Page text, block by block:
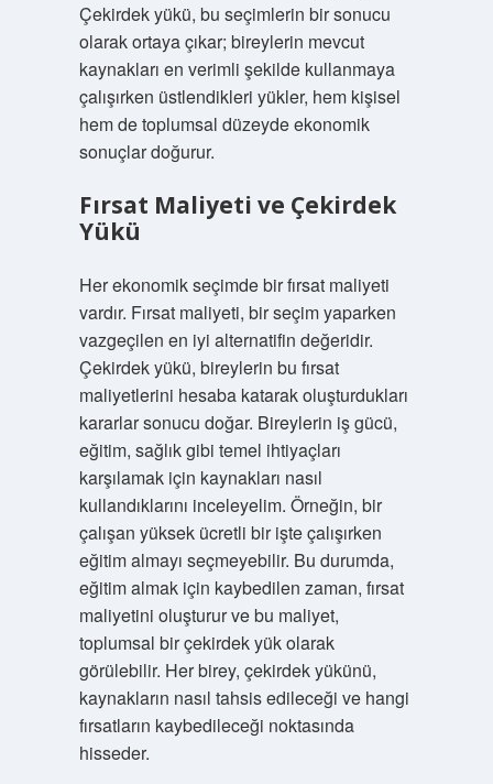
Çekirdek yükü, bu seçimlerin bir sonucu
olarak ortaya çıkar; bireylerin mevcut
kaynakları en verimli şekilde kullanmaya
çalışırken üstlendikleri yükler, hem kişisel
hem de toplumsal düzeyde ekonomik
sonuçlar doğurur.
Fırsat Maliyeti ve Çekirdek
Yükü
Her ekonomik seçimde bir fırsat maliyeti
vardır. Fırsat maliyeti, bir seçim yaparken
vazgeçilen en iyi alternatifin değeridir.
Çekirdek yükü, bireylerin bu fırsat
maliyetlerini hesaba katarak oluşturdukları
kararlar sonucu doğar. Bireylerin iş gücü,
eğitim, sağlık gibi temel ihtiyaçları
karşılamak için kaynakları nasıl
kullandıklarını inceleyelim. Örneğin, bir
çalışan yüksek ücretli bir işte çalışırken
eğitim almayı seçmeyebilir. Bu durumda,
eğitim almak için kaybedilen zaman, fırsat
maliyetini oluşturur ve bu maliyet,
toplumsal bir çekirdek yük olarak
görülebilir. Her birey, çekirdek yükünü,
kaynakların nasıl tahsis edileceği ve hangi
fırsatların kaybedileceği noktasında
hisseder.